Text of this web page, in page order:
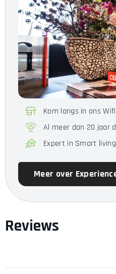
Kom langs in ons
Al meer dan 20 jaar
Expert in Smart
Meer over
Reviews